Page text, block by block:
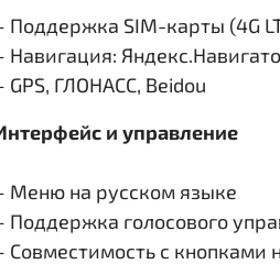
Поддержка SIM-карты (4G
Навигация:
GPS, ГЛОНАСС, Beidou
и управление
Меню на русском языке
Поддержка голосового
Совместимость с кнопками